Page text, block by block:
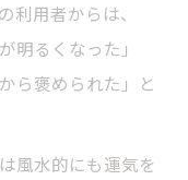
利用者からは、
明るくなった」
ら褒められた」と
風水的にも運気を